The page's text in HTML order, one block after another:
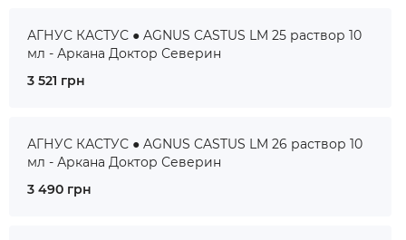
АГНУС КАСТУС ● AGNUS CASTUS LM 25 раствор 10
мл - Аркана Доктор Северин
3 521 грн
АГНУС КАСТУС ● AGNUS CASTUS LM 26 раствор 10
мл - Аркана Доктор Северин
3 490 грн